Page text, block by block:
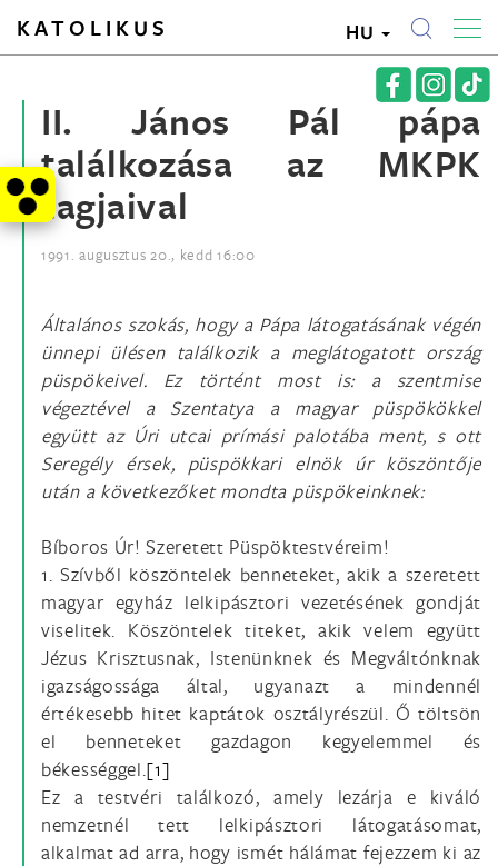
KATOLIKUS HU
II. János Pál pápa
találkozása az MKPK
tagjaival
1991. augusztus 20., kedd 16:00
Általános szokás, hogy a Pápa látogatásának végén
ünnepi ülésen találkozik a meglátogatott ország
püspökeivel. Ez történt most is: a szentmise
végeztével a Szentatya a magyar püspökökkel
együtt az Úri utcai prímási palotába ment, s ott
Seregély érsek, püspökkari elnök úr köszöntője
után a következőket mondta püspökeinknek:
Bíboros Úr! Szeretett Püspöktestvéreim!
1. Szívből köszöntelek benneteket, akik a szeretett
magyar egyház lelkipásztori vezetésének gondját
viselitek. Köszöntelek titeket, akik velem együtt
Jézus Krisztusnak, Istenünknek és Megváltónknak
igazságossága által, ugyanazt a mindennél
értékesebb hitet kaptátok osztályrészül. Ő töltsön
el benneteket gazdagon kegyelemmel és
békességgel.[1]
Ez a testvéri találkozó, amely lezárja e kiváló
nemzetnél tett lelkipásztori látogatásomat,
alkalmat ad arra, hogy ismét hálámat fejezzem ki az